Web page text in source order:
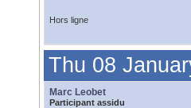
Hors ligne
Thu 08
Marc Leobet
Participant assidu